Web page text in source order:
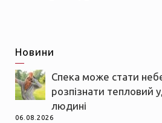
Новини
Спека може стати
розпізнати тепловий
людині
06.08.2026